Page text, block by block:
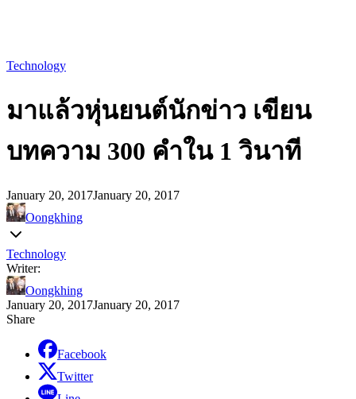
Technology
มาแล้วหุ่นยนต์นักข่าว เขียน
บทความ 300 คำใน 1 วินาที
January 20, 2017January 20, 2017
Oongkhing
Technology
Writer:
Oongkhing
January 20, 2017January 20, 2017
Share
Facebook
Twitter